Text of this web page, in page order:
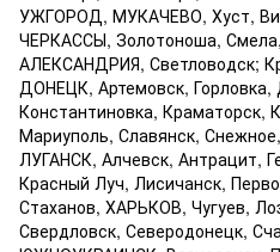
УЖГОРОД, МУКАЧЕВО, Хуст,
ЧЕРКАССЫ, Золотоноша,
АЛЕКСАНДРИЯ, Светловодск;
ДОНЕЦК, Артемовск, Горловка,
Константиновка, Краматорск,
Мариуполь, Славянск,
ЛУГАНСК, Алчевск, Антрацит,
Красный Луч, Лисичанск,
Стаханов, ХАРЬКОВ, Чугуев,
Свердловск, Северодонецк,